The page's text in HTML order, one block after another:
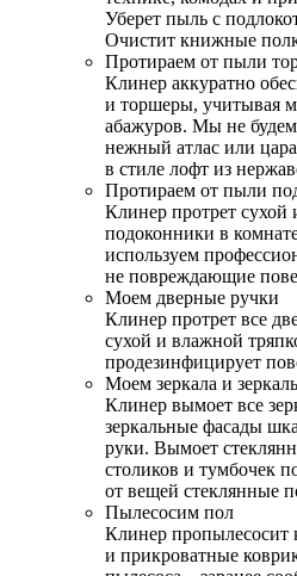
Уберет пыль с
Очистит книжные
Протираем от пыли
Клинер аккуратно
и торшеры, учитывая
абажуров. Мы не
нежный атлас или
в стиле лофт из
Протираем от пыли
Клинер протрет сухой
подоконники в
используем
не повреждающие
Моем дверные ручки
Клинер протрет все
сухой и влажной
продезинфицирует
Моем зеркала и
Клинер вымоет все
зеркальные фасады
руки. Вымоет
столиков и тумбочек
от вещей стеклянные
Пылесосим пол
Клинер пропылесосит
и прикроватные